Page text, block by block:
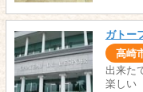
ガトー
高崎
出来た
楽しい